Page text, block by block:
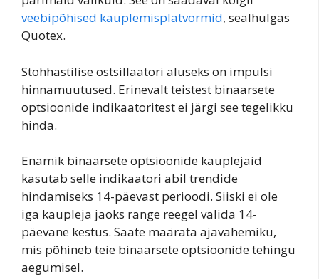
veebipõhised kauplemisplatvormid, sealhulgas
Quotex.
Stohhastilise ostsillaatori aluseks on impulsi
hinnamuutused. Erinevalt teistest binaarsete
optsioonide indikaatoritest ei järgi see tegelikku
hinda.
Enamik binaarsete optsioonide kauplejaid
kasutab selle indikaatori abil trendide
hindamiseks 14-päevast perioodi. Siiski ei ole
iga kaupleja jaoks range reegel valida 14-
päevane kestus. Saate määrata ajavahemiku,
mis põhineb teie binaarsete optsioonide tehingu
aegumisel.